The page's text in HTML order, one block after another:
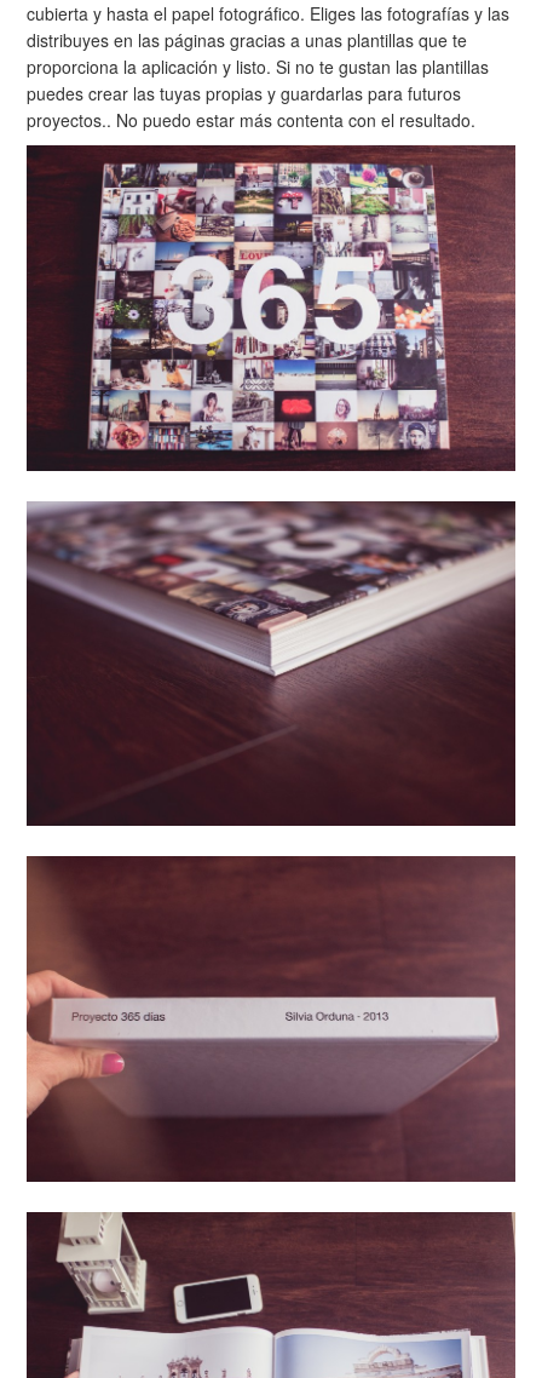
cubierta y hasta el papel fotográfico. Eliges las fotografías y las
distribuyes en las páginas gracias a unas plantillas que te
proporciona la aplicación y listo. Si no te gustan las plantillas
puedes crear las tuyas propias y guardarlas para futuros
proyectos.. No puedo estar más contenta con el resultado.